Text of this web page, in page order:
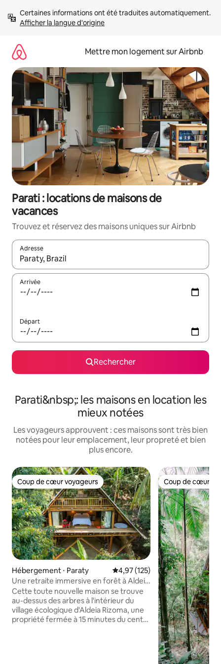
directement
Afficher la langue d'origine
Mettre mon logement sur Airbnb
Parati : locations de maisons de
vacances
Trouvez et réservez des maisons uniques sur Airbnb
Adresse
Lorsque les résultats s'affichent, utilisez les flèches vers le
Arrivée
Départ
Rechercher
Parati&nbsp;: les maisons en location les
mieux notées
Les voyageurs approuvent : ces maisons sont très bien
notées pour leur emplacement, leur propreté et bien
plus encore.
Coup de cœur voyageurs
Coup de cœur voyageurs
Hébergement ⋅ Paraty Évaluation moyenne sur la
4,97 (125)
Une retraite immersive en forêt à Aldeia
Rizoma
Cette toute nouvelle maison se trouve
au-dessus des arbres à l'intérieur du
village écologique d'Aldeia Rizoma, une
propriété fermée à 15 minutes du centre
Coup de cœur
Coup de cœur